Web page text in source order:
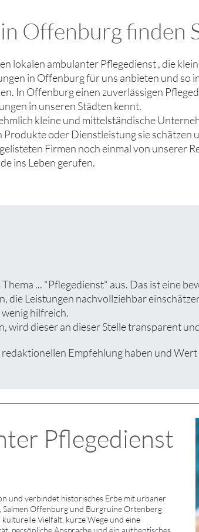
Offenburg finden
lokalen ambulanter Pflegedienst , die
in Offenburg für uns anbieten und so
In Offenburg einen zuverlässigen
in unseren Städten kennt.
kleine und mittelständische
Produkte oder Dienstleistung sie
Firmen noch einmal von unserer
ins Leben gerufen.
... "Pflegedienst" aus. Das ist eine
Leistungen nachvollziehbar
hilfreich.
wird dieser an dieser Stelle transparent
Empfehlung haben und
Pflegedienst
und verbindet historisches Erbe mit urbaner
Salmen Offenburg und Burgruine Ortenberg
Vielfalt, kurze Wege und eine
persönliche Ansprache und ein authentisches